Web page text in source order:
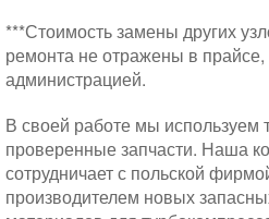
***Стоимость замены других
ремонта не отражены в
администрацией.
В своей работе мы используем
проверенные запчасти. Наша
сотрудничает с польской
производителем новых